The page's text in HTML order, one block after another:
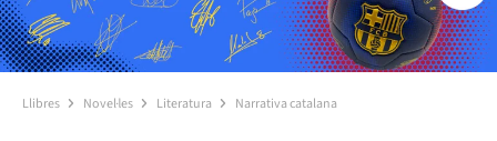
Llibres Novel·les Literatura Narrativa catalana